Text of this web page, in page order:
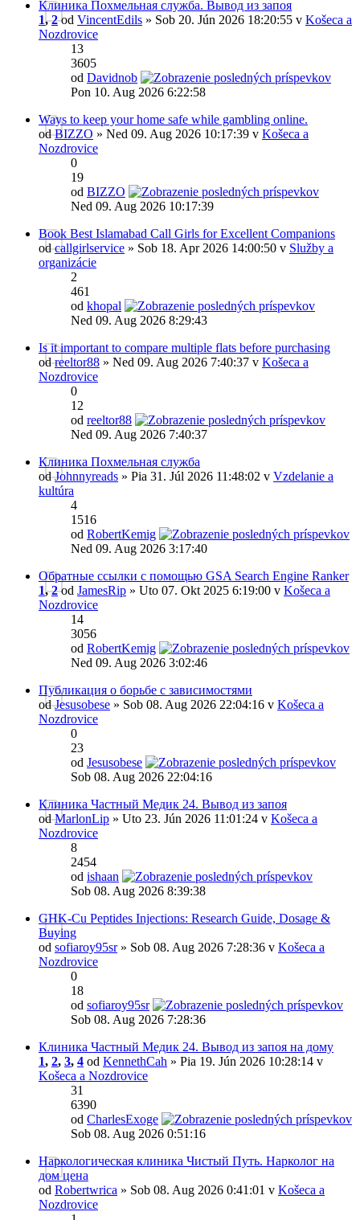
Клиника Похмельная служба. Вывод из запоя
1,2od VincentEdils » Sob 20. Jún 2026 18:20:55 v Košeca a
Nozdrovice
13
3605
od Davidnob
Pon 10. Aug 2026 6:22:58
Ways to keep your home safe while gambling online.
odBIZZO » Ned 09. Aug 2026 10:17:39 v Košeca a
Nozdrovice
0
19
od BIZZO
Ned 09. Aug 2026 10:17:39
Book Best Islamabad Call Girls for Excellent Companions
odcallgirlservice » Sob 18. Apr 2026 14:00:50 v Služby a
organizácie
2
461
od khopal
Ned 09. Aug 2026 8:29:43
Is it important to compare multiple flats before purchasing
odreeltor88 » Ned 09. Aug 2026 7:40:37 v Košeca a
Nozdrovice
0
12
od reeltor88
Ned 09. Aug 2026 7:40:37
Клиника Похмельная служба
odJohnnyreads » Pia 31. Júl 2026 11:48:02 v Vzdelanie a
kultúra
4
1516
od RobertKemig
Ned 09. Aug 2026 3:17:40
Обратные ссылки с помощью GSA Search Engine Ranker
1,2od JamesRip » Uto 07. Okt 2025 6:19:00 v Košeca a
Nozdrovice
14
3056
od RobertKemig
Ned 09. Aug 2026 3:02:46
Публикация о борьбе с зависимостями
odJesusobese » Sob 08. Aug 2026 22:04:16 v Košeca a
Nozdrovice
0
23
od Jesusobese
Sob 08. Aug 2026 22:04:16
Клиника Частный Медик 24. Вывод из запоя
odMarlonLip » Uto 23. Jún 2026 11:01:24 v Košeca a
Nozdrovice
8
2454
od ishaan
Sob 08. Aug 2026 8:39:38
GHK-Cu Peptides Injections: Research Guide, Dosage &
Buying
od sofiaroy95sr» Sob 08. Aug 2026 7:28:36 v Košeca a
Nozdrovice
0
18
od sofiaroy95sr
Sob 08. Aug 2026 7:28:36
Клиника Частный Медик 24. Вывод из запоя на дому
1, 2, 3, 4 od KennethCah » Pia 19. Jún 2026 10:28:14 v
Košeca a Nozdrovice
31
6390
od CharlesExoge
Sob 08. Aug 2026 0:51:16
Наркологическая клиника Чистый Путь. Нарколог на
дом цена
od Robertwrica » Sob 08. Aug 2026 0:41:01 v Košeca a
Nozdrovice